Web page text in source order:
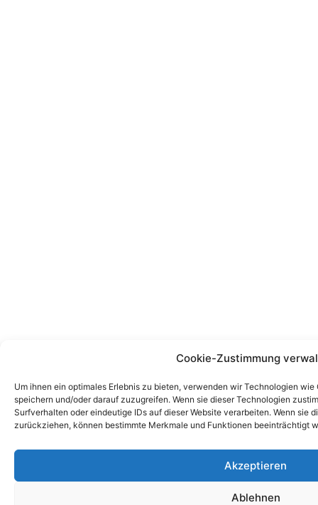
Cookie-Zustimmung
Um ihnen ein optimales Erlebnis zu bieten, verwenden wir Technologien
speichern und/oder darauf zuzugreifen. Wenn sie dieser Technologien
Surfverhalten oder eindeutige IDs auf dieser Website verarbeiten. Wenn sie
zurückziehen, können bestimmte Merkmale und Funktionen beeinträchtigt
Akzeptieren
Ablehnen